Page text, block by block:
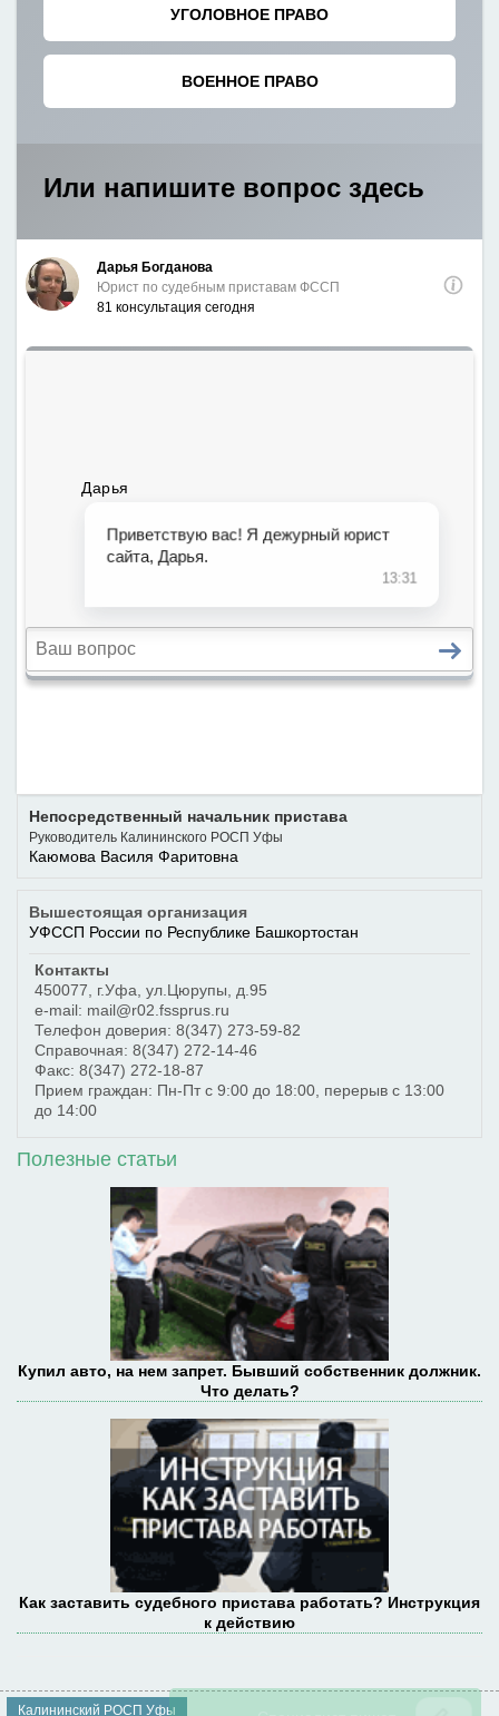
Непосредственный начальник пристава
Руководитель Калининского РОСП Уфы
Каюмова Василя Фаритовна
Вышестоящая организация
УФССП России по Республике Башкортостан
Контакты
450077
г.Уфа ул.Цюрупы, д.95
e-mail: mail@r02.fssprus.ru
Телефон доверия: 8(347) 273-59-82
Справочная: 8(347) 272-14-46
Факс: 8(347) 272-18-87
Прием граждан: Пн-Пт с 9:00 до 18:00, перерыв с 13:00
до 14:00
Полезные статьи
Купил авто, на нем запрет. Бывший собственник должник.
Что делать?
Как заставить судебного пристава работать? Инструкция
к действию
Калининский РОСП Уфы